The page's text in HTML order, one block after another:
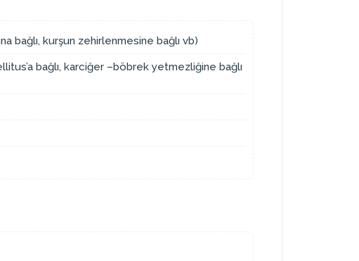
bağlı, kurşun zehirlenmesine bağlı vb)
bağlı, karciğer –böbrek yetmezliğine bağlı